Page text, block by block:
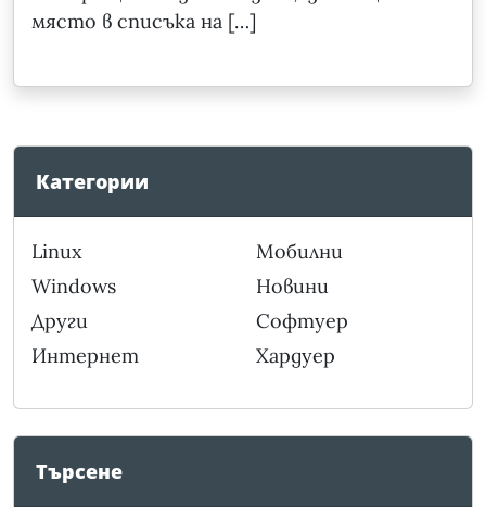
място в списъка на […]
Категории
Linux
Windows
Други
Интернет
Мобилни
Новини
Софтуер
Хардуер
Търсене